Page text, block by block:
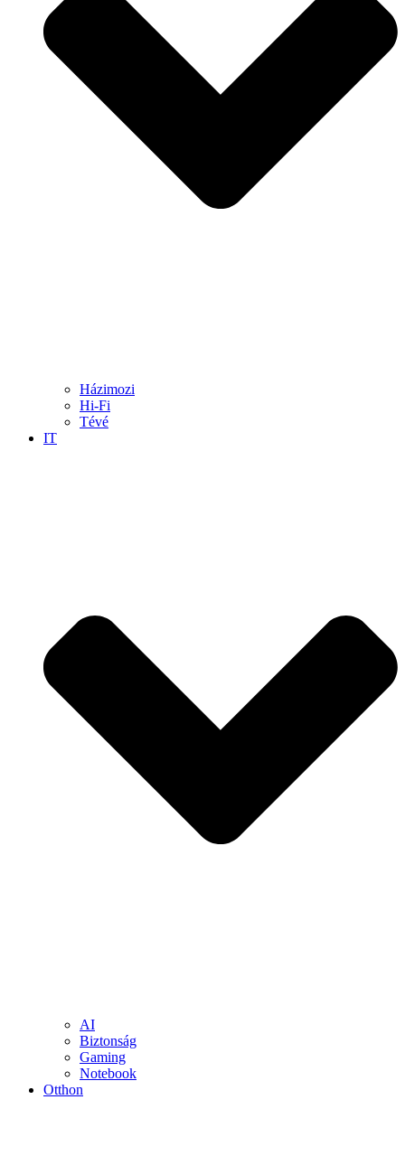
Házimozi
Hi-Fi
Tévé
IT
AI
Biztonság
Gaming
Notebook
Otthon